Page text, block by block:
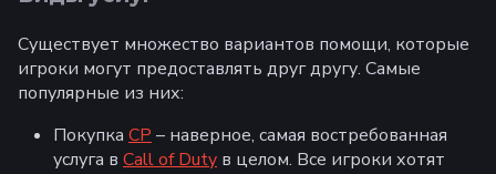
Существует множество вариантов помощи, которые
игроки могут предоставлять друг другу. Самые
популярные из них:
Покупка CP – наверное, самая востребованная
услуга в Call of Duty в целом. Все игроки хотят